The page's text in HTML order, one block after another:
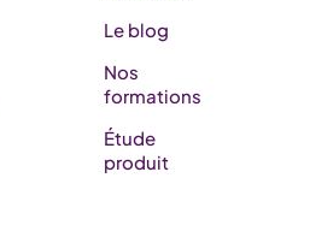
Le blog
Nos
formations
Étude
produit